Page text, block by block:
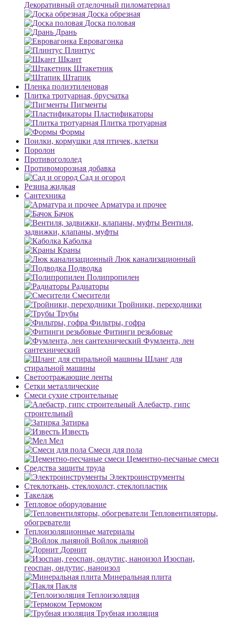
Декоративный отделочный пиломатериал
Доска обрезная
Доска половая
Дрань
Евровагонка
Плинтус
Шкант
Штакетник
Штапик
Пленка полиэтиленовая
Плитка тротуарная, брусчатка
Пигменты
Пластификаторы
Плитка тротуарная
Формы
Поилки, кормушки для птичек, клетки
Поролон
Противогололед
Противоморозная добавка
Сад и огород
Резина жидкая
Сантехника
Арматура и прочее
Бачок
Вентиля,
задвижки, клапаны, муфты
Каболка
Краны
Люк канализационный
Подводка
Полипропилен
Радиаторы
Смесители
Тройники, переходники
Трубы
Фильтры, гофра
Фитинги резьбовые
Фумлента, лен
сантехнический
Шланг для
стиральной машины
Светоотражающие ленты
Сетки металлические
Смеси сухие строительные
Алебастр, гипс
строительный
Затирка
Известь
Мел
Смеси для пола
Цементно-песчаные смеси
Средства защиты труда
Электроинструменты
Стеклоткань, стеклохолст, стеклопластик
Такелаж
Тепловое оборудование
Тепловентиляторы,
обогреватели
Теплоизоляционные материалы
Войлок льняной
Дорнит
Изоспан,
геоспан, ондутис, наноизол
Минеральная плита
Пакля
Теплоизоляция
Термоком
Трубная изоляция